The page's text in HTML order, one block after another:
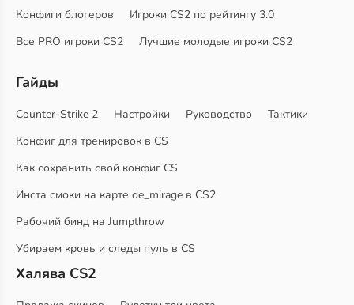
Конфиги блогеров
Игроки CS2 по рейтингу 3.0
Все PRO игроки CS2
Лучшие молодые игроки CS2
Гайды
Counter-Strike 2 Настройки Руководство
Тактики
Конфиг для тренировок в CS
Как сохранить свой конфиг CS
Инста смоки на карте de_mirage в CS2
Рабочий бинд на Jumpthrow
Убираем кровь и следы пуль в CS
Халява CS2